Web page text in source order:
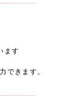
ます
できます。